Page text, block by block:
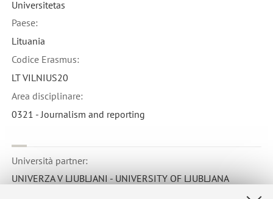
Universitetas
Paese:
Lituania
Codice Erasmus:
LT VILNIUS20
Area disciplinare:
0321 - Journalism and reporting
Università partner:
UNIVERZA V LJUBLJANI - UNIVERSITY OF LJUBLJANA